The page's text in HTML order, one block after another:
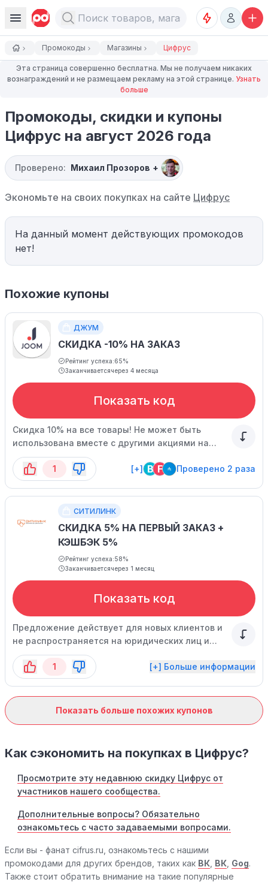
Промокоды Магазины Цифрус
Эта страница совершенно бесплатна. Мы не получаем никаких
вознаграждений и не размещаем рекламу на этой странице. Узнать
больше
Промокоды, скидки и купоны
Цифрус на август 2026 года
Проверено: Михаил Прозоров +
Экономьте на своих покупках на сайте Цифрус
На данный момент действующих промокодов
нет!
Похожие купоны
ДЖУМ
СКИДКА -10% НА ЗАКАЗ
Рейтинг успеха:65%
Заканчиваетсячерез 4 месяца
Показать код
Скидка 10% на все товары! Не может быть
использована вместе с другими акциями на
сайте.
1
[+] B F Проверено 2 раза
СИТИЛИНК
СКИДКА 5% НА ПЕРВЫЙ ЗАКАЗ +
КЭШБЭК 5%
Рейтинг успеха:58%
Заканчиваетсячерез 1 месяц
Показать код
Предложение действует для новых клиентов и
не распространяется на юридических лиц и
индивидуальных предпринимателей.
1
[+] Больше информации
Показать больше похожих купонов
Как сэкономить на покупках в Цифрус?
Просмотрите эту недавнюю скидку Цифрус от
участников нашего сообщества.
Дополнительные вопросы? Обязательно
ознакомьтесь с часто задаваемыми вопросами.
Если вы - фанат cifrus.ru, ознакомьтесь с нашими
промокодами для других брендов, таких как ВК ВК Gog.
Также стоит обратить внимание на такие популярные